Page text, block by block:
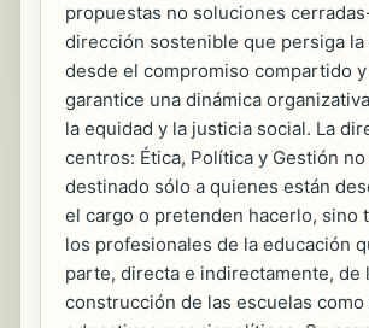
propuestas no soluciones
dirección sostenible que persiga la
desde el compromiso compartido
garantice una dinámica
la equidad y la justicia social. La
centros: Ética, Política y Gestión
destinado sólo a quienes están
el cargo o pretenden hacerlo, sino
los profesionales de la educación
parte, directa e indirectamente, de
construcción de las escuelas como